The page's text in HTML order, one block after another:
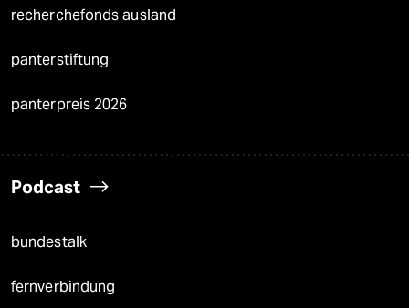
recherchefonds ausland
panterstiftung
panterpreis 2026
Podcast
bundestalk
fernverbindung